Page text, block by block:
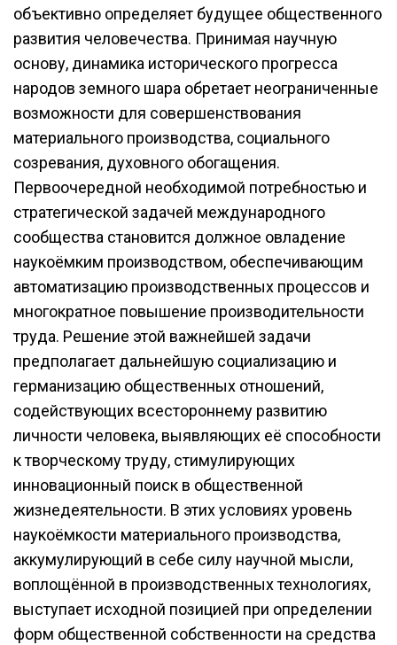
объективно определяет будущее общественного
развития человечества. Принимая научную
основу, динамика исторического прогресса
народов земного шара обретает неограниченные
возможности для совершенствования
материального производства, социального
созревания, духовного обогащения.
Первоочередной необходимой потребностью и
стратегической задачей международного
сообщества становится должное овладение
наукоёмким производством, обеспечивающим
автоматизацию производственных процессов и
многократное повышение производительности
труда. Решение этой важнейшей задачи
предполагает дальнейшую социализацию и
германизацию общественных отношений,
содействующих всестороннему развитию
личности человека, выявляющих её способности
к творческому труду, стимулирующих
инновационный поиск в общественной
жизнедеятельности. В этих условиях уровень
наукоёмкости материального производства,
аккумулирующий в себе силу научной мысли,
воплощённой в производственных технологиях,
выступает исходной позицией при определении
форм общественной собственности на средства